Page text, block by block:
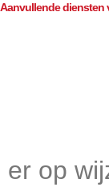
Aanvullende diensten
er op